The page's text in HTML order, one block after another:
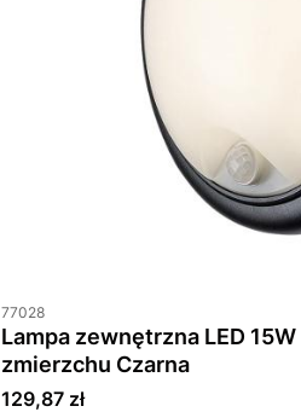
77028
Lampa zewnętrzna LED 15W 1800lm IP54 4000K Czujnik ruchu i
zmierzchu Czarna
Cena
129,87 zł